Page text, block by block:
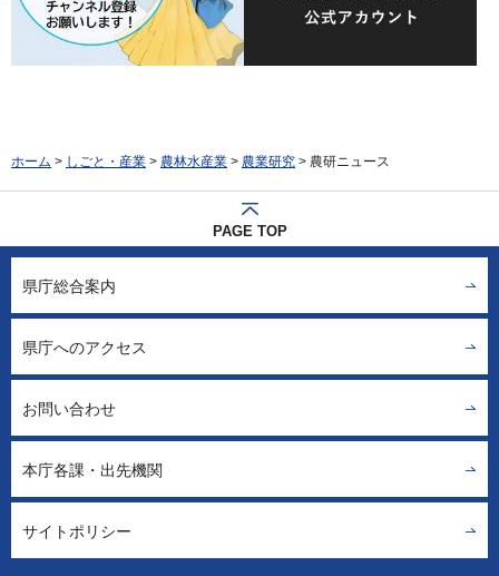
ホーム > しごと・産業 > 農林水産業 > 農業研究 > 農研ニュース
PAGE TOP
県庁総合案内
県庁へのアクセス
お問い合わせ
本庁各課・出先機関
サイトポリシー